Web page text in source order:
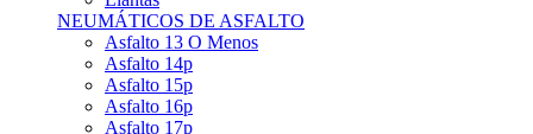
Asfalto 13 O Menos
Asfalto 14p
Asfalto 15p
Asfalto 16p
Asfalto 17p
Asfalto >= 18p